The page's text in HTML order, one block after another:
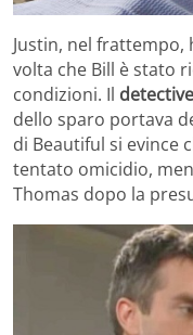
Justin, nel
volta che Bill è stato
condizioni. Il
dello sparo portava
di Beautiful si evince
tentato omicidio,
Thomas dopo la